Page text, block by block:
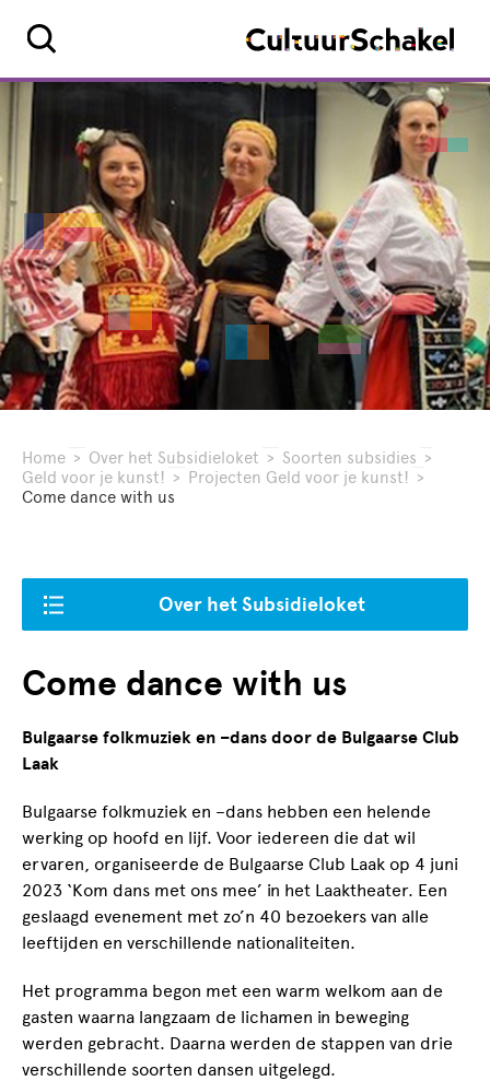
Home > Over het Subsidieloket > Soorten subsidies >
Geld voor je kunst! > Projecten Geld voor je kunst! >
Come dance with us
Over het Subsidieloket
Come dance with us
Bulgaarse folkmuziek en –dans door de Bulgaarse Club
Laak
Bulgaarse folkmuziek en –dans hebben een helende
werking op hoofd en lijf. Voor iedereen die dat wil
ervaren, organiseerde de Bulgaarse Club Laak op 4 juni
2023 ‘Kom dans met ons mee’ in het Laaktheater. Een
geslaagd evenement met zo’n 40 bezoekers van alle
leeftijden en verschillende nationaliteiten.
Het programma begon met een warm welkom aan de
gasten waarna langzaam de lichamen in beweging
werden gebracht. Daarna werden de stappen van drie
verschillende soorten dansen uitgelegd.